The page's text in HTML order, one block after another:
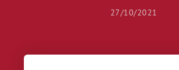
27/10/2021